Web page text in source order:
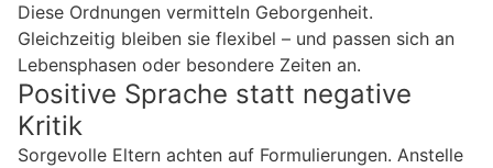
Diese Ordnungen vermitteln Geborgenheit.
Gleichzeitig bleiben sie flexibel – und passen sich an
Lebensphasen oder besondere Zeiten an.
Positive Sprache statt negative
Kritik
Sorgevolle Eltern achten auf Formulierungen. Anstelle